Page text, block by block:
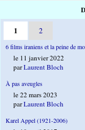
1 2
6 films iraniens et la peine de
le 11 janvier 2022
parLaurent Bloch
À pas aveugles
le 22 mars 2023
parLaurent Bloch
Karel Appel (1921-2006)